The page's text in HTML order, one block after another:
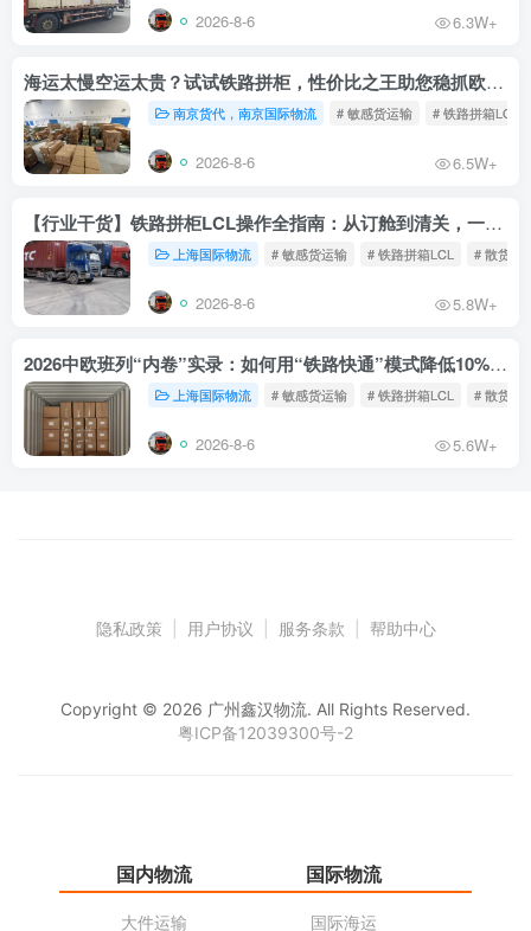
2026-8-6 6.3W+
海运太慢空运太贵？试试铁路拼柜，性价比之王助您稳抓欧洲市场
南京货代，南京国际物流 # 敏感货运输 # 铁路拼箱LCL
2026-8-6 6.5W+
【行业干货】铁路拼柜LCL操作全指南：从订舱到清关，一文读懂
上海国际物流 # 敏感货运输 # 铁路拼箱LCL # 散货铁
2026-8-6 5.8W+
2026中欧班列“内卷”实录：如何用“铁路快通”模式降低10%物流成本？
上海国际物流 # 敏感货运输 # 铁路拼箱LCL # 散货铁
2026-8-6 5.6W+
隐私政策 用户协议 服务条款 帮助中心
Copyright © 2026 广州鑫汉物流. All Rights Reserved.
粤ICP备12039300号-2
国内物流
大件运输
国际物流
国际海运